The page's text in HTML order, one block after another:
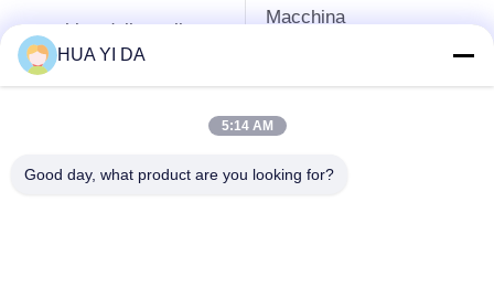
macchina della molla
di CNC
Macchina
Macchina piegatubi
HUA YI DA
5:14 AM
Good day, what product are you looking for?